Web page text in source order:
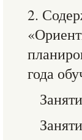
2.
года